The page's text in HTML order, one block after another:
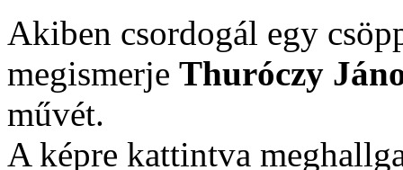
Akiben csordogál egy
megismerje Thuróczy
művét.
A képre kattintva